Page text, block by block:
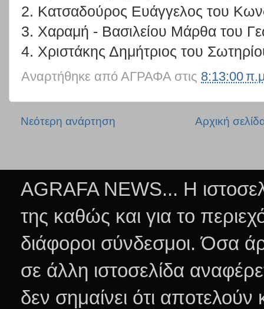
2. Κατσαδούρος Ευάγγελος του
3. Χαραμή - Βασιλείου Μάρθα του
4. Χριστάκης Δημήτριος του
Αναρτήθηκε από ΑΓΡΑΦΑ στις 8:13:00
Νεότερη ανάρτηση Αρχική
AGRAFA NEWS... Η
της καθώς και για το
διάφοροι σύνδεσμοι.Όσα
σε άλλη ιστοσελίδα
δεν σημαίνει ότι